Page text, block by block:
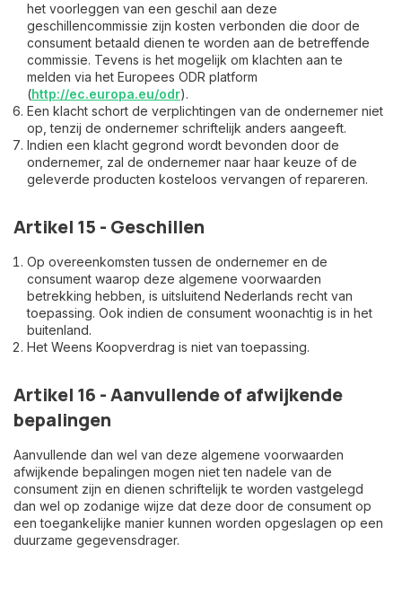
het voorleggen van een geschil aan deze
geschillencommissie zijn kosten verbonden die door de
consument betaald dienen te worden aan de betreffende
commissie. Tevens is het mogelijk om klachten aan te
melden via het Europees ODR platform
(http://ec.europa.eu/odr).
Een klacht schort de verplichtingen van de ondernemer niet
op, tenzij de ondernemer schriftelijk anders aangeeft.
Indien een klacht gegrond wordt bevonden door de
ondernemer, zal de ondernemer naar haar keuze of de
geleverde producten kosteloos vervangen of repareren.
Artikel 15 - Geschillen
Op overeenkomsten tussen de ondernemer en de
consument waarop deze algemene voorwaarden
betrekking hebben, is uitsluitend Nederlands recht van
toepassing. Ook indien de consument woonachtig is in het
buitenland.
Het Weens Koopverdrag is niet van toepassing.
Artikel 16 - Aanvullende of afwijkende
bepalingen
Aanvullende dan wel van deze algemene voorwaarden
afwijkende bepalingen mogen niet ten nadele van de
consument zijn en dienen schriftelijk te worden vastgelegd
dan wel op zodanige wijze dat deze door de consument op
een toegankelijke manier kunnen worden opgeslagen op een
duurzame gegevensdrager.